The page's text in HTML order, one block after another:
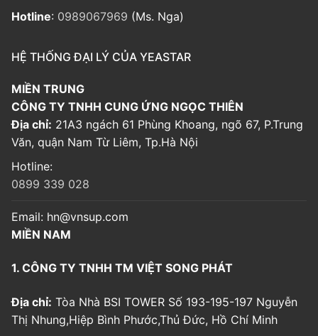
Hotline: 0989067969 (Ms. Nga)
HỆ THỐNG ĐẠI LÝ CỦA YEASTAR
MIỀN TRUNG
CÔNG TY TNHH CUNG ỨNG NGỌC THIÊN
Địa chỉ: 21A3 ngách 61 Phùng Khoang, ngõ 67, P.Trung
Văn, quận Nam Từ Liêm, Tp.Hà Nội
Hotline:
0899 339 028
Email: hn@vnsup.com
MIỀN NAM
1. CÔNG TY TNHH TM VIỆT SONG PHÁT
Địa chỉ: Tòa Nhà BSI TOWER Số 193-195-197 Nguyễn
Thị Nhung,Hiệp Bình Phước,Thủ Đức, Hồ Chí Minh